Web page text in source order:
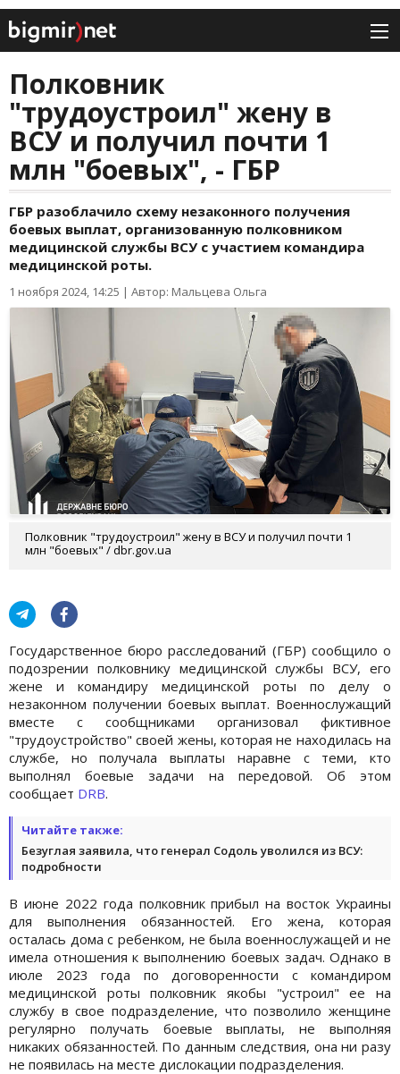
Полковник
"трудоустроил" жену в
ВСУ и получил почти 1
млн "боевых", - ГБР
ГБР разоблачило схему незаконного получения
боевых выплат, организованную полковником
медицинской службы ВСУ с участием командира
медицинской роты.
1 ноября 2024, 14:25 | Автор: Мальцева Ольга
Полковник "трудоустроил" жену в ВСУ и получил почти 1
млн "боевых" / dbr.gov.ua
Государственное бюро расследований (ГБР) сообщило о
подозрении полковнику медицинской службы ВСУ, его
жене и командиру медицинской роты по делу о
незаконном получении боевых выплат. Военнослужащий
вместе с сообщниками организовал фиктивное
"трудоустройство" своей жены, которая не находилась на
службе, но получала выплаты наравне с теми, кто
выполнял боевые задачи на передовой. Об этом
сообщает DRB.
Читайте также:
Безуглая заявила, что генерал Содоль уволился из ВСУ:
подробности
В июне 2022 года полковник прибыл на восток Украины
для выполнения обязанностей. Его жена, которая
осталась дома с ребенком, не была военнослужащей и не
имела отношения к выполнению боевых задач. Однако в
июле 2023 года по договоренности с командиром
медицинской роты полковник якобы "устроил" ее на
службу в свое подразделение, что позволило женщине
регулярно получать боевые выплаты, не выполняя
никаких обязанностей. По данным следствия, она ни разу
не появилась на месте дислокации подразделения.